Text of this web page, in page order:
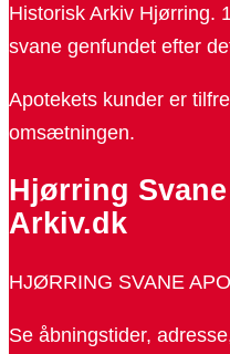
Historisk Arkiv Hjørring.
svane genfundet efter
Apotekets kunder er
omsætningen.
Hjørring
Arkiv.dk
HJØRRING SVANE
Se åbningstider,